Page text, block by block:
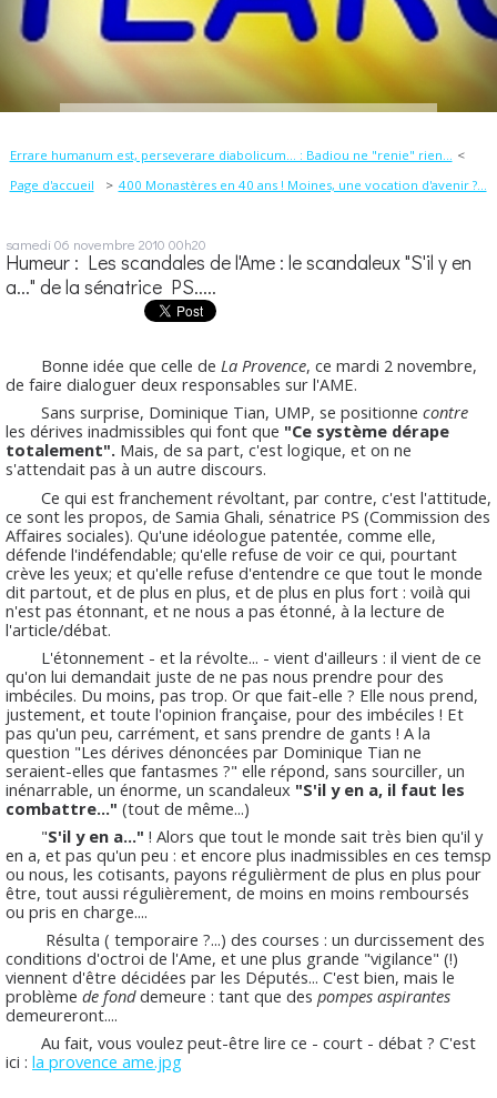
Errare humanum est, perseverare diabolicum... : Badiou ne "renie" rien...
Page d'accueil
400 Monastères en 40 ans ! Moines, une vocation d'avenir ?...
samedi 06 novembre 2010 00h20
Humeur : Les scandales de l'Ame : le scandaleux "S'il y en
a..." de la sénatrice PS.....
Bonne idée que celle de La Provence, ce mardi 2 novembre,
de faire dialoguer deux responsables sur l'AME.
Sans surprise, Dominique Tian, UMP, se positionne contre
les dérives inadmissibles qui font que "Ce système dérape
totalement". Mais, de sa part, c'est logique, et on ne
s'attendait pas à un autre discours.
Ce qui est franchement révoltant, par contre, c'est l'attitude,
ce sont les propos, de Samia Ghali, sénatrice PS (Commission des
Affaires sociales). Qu'une idéologue patentée, comme elle,
défende l'indéfendable; qu'elle refuse de voir ce qui, pourtant
crève les yeux; et qu'elle refuse d'entendre ce que tout le monde
dit partout, et de plus en plus, et de plus en plus fort : voilà qui
n'est pas étonnant, et ne nous a pas étonné, à la lecture de
l'article/débat.
L'étonnement - et la révolte... - vient d'ailleurs : il vient de ce
qu'on lui demandait juste de ne pas nous prendre pour des
imbéciles. Du moins, pas trop. Or que fait-elle ? Elle nous prend,
justement, et toute l'opinion française, pour des imbéciles ! Et
pas qu'un peu, carrément, et sans prendre de gants ! A la
question "Les dérives dénoncées par Dominique Tian ne
seraient-elles que fantasmes ?" elle répond, sans sourciller, un
inénarrable, un énorme, un scandaleux "S'il y en a, il faut les
combattre..." (tout de même...)
"S'il y en a..." ! Alors que tout le monde sait très bien qu'il y
en a, et pas qu'un peu : et encore plus inadmissibles en ces temsp
ou nous, les cotisants, payons régulièrment de plus en plus pour
être, tout aussi régulièrement, de moins en moins remboursés
ou pris en charge....
Résulta ( temporaire ?...) des courses : un durcissement des
conditions d'octroi de l'Ame, et une plus grande "vigilance" (!)
viennent d'être décidées par les Députés... C'est bien, mais le
problème de fonddemeure : tant que des pompes aspirantes
demeureront....
Au fait, vous voulez peut-être lire ce - court - débat ? C'est
ici : la provence ame.jpg